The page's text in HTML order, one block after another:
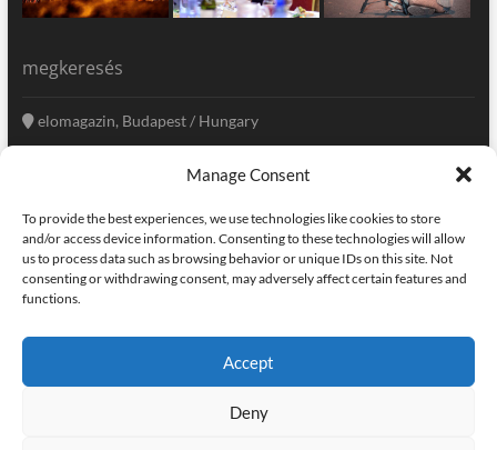
Manage Consent
To provide the best experiences, we use technologies like cookies to store
and/or access device information. Consenting to these technologies will allow
us to process data such as browsing behavior or unique IDs on this site. Not
consenting or withdrawing consent, may adversely affect certain features and
functions.
Accept
Deny
megkeresés
elomagazin, Budapest / Hungary
szerkesztoseg@elomagazin.com
elomagazin
home adatvédelem impresszum kapcsolat